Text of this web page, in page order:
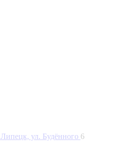
Липецк, ул. Будённого 6